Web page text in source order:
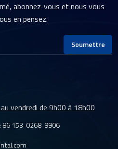
abonnez-vous et nous vous
en pensez.
Soumettre
vendredi de 9h00 à 18h00
86 153-0268-9906